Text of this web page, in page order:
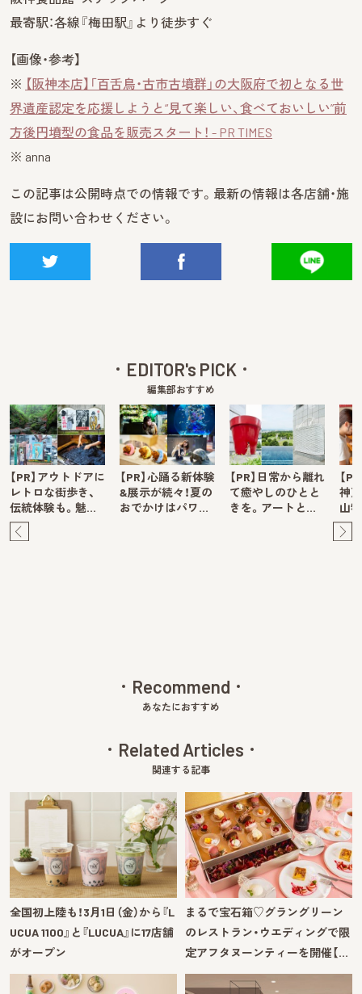
最寄駅：各線『梅田駅』より徒歩すぐ
【画像・参考】
※ 【阪神本店】「百舌鳥・古市古墳群」の大阪府で初となる世
界遺産認定を応援しようと“見て楽しい、食べておいしい”前
方後円墳型の食品を販売スタート！ - PR TIMES
※ anna
この記事は公開時点での情報です。最新の情報は各店舗・施
設にお問い合わせください。
EDITOR's PICK
編集部おすすめ
【PR】アウトドアに
レトロな街歩き、
伝統体験も。魅…
【PR】心踊る新体験
&展示が続々！夏の
おでかけはパワ…
【PR】日常から離れ
て癒やしのひとと
きを。アートと…
【
神
山
Recommend
あなたにおすすめ
Related Articles
関連する記事
全国初上陸も！3月1日（金）から『L
UCUA 1100』と『LUCUA』に17店舗
がオープン
まるで宝石箱♡グラングリーン
のレストラン・ウエディングで限
定アフタヌーンティーを開催【…